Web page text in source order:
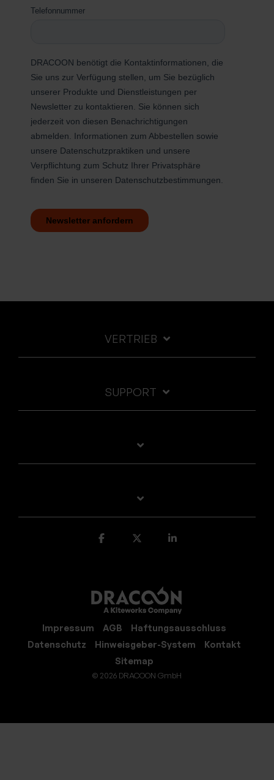
VERTRIEB
SUPPORT
Impressum AGB
Haftungsausschluss
Datenschutz
Hinweisgeber-System
Kontakt
Sitemap
© 2026 DRACOON GmbH